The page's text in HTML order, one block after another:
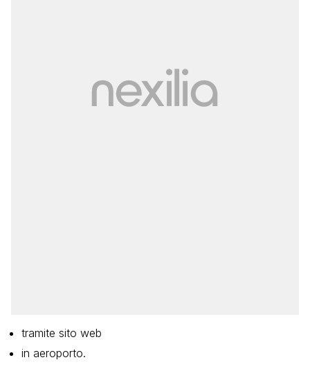
tramite sito web
in aeroporto.